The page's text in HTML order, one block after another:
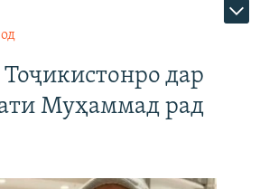
дар
Муҳаммад рад